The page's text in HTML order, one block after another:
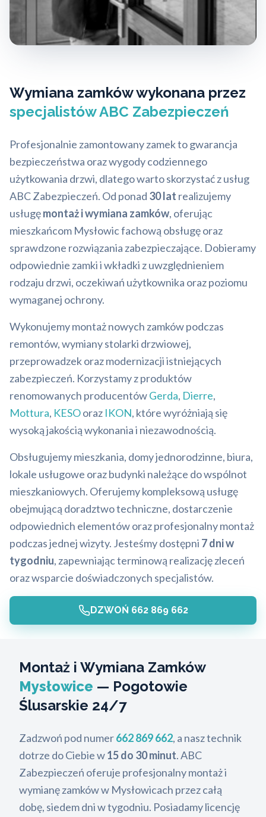
Wymiana zamków wykonana przez
specjalistów ABC Zabezpieczeń
Profesjonalnie zamontowany zamek to gwarancja
bezpieczeństwa oraz wygody codziennego
użytkowania drzwi, dlatego warto skorzystać z usług
ABC Zabezpieczeń. Od ponad 30 lat realizujemy
usługęmontaż i wymiana zamków, oferując
mieszkańcom Mysłowic fachową obsługę oraz
sprawdzone rozwiązania zabezpieczające. Dobieramy
odpowiednie zamki i wkładki z uwzględnieniem
rodzaju drzwi, oczekiwań użytkownika oraz poziomu
wymaganej ochrony.
Wykonujemy montaż nowych zamków podczas
remontów, wymiany stolarki drzwiowej,
przeprowadzek oraz modernizacji istniejących
zabezpieczeń. Korzystamy z produktów
renomowanych producentówGerda, Dierre,
Mottura, KESOoraz IKON, które wyróżniają się
wysoką jakością wykonania i niezawodnością.
Obsługujemy mieszkania, domy jednorodzinne, biura,
lokale usługowe oraz budynki należące do wspólnot
mieszkaniowych. Oferujemy kompleksową usługę
obejmującą doradztwo techniczne, dostarczenie
odpowiednich elementów oraz profesjonalny montaż
podczas jednej wizyty. Jesteśmy dostępni 7 dni w
tygodniu, zapewniając terminową realizację zleceń
oraz wsparcie doświadczonych specjalistów.
DZWOŃ 662 869 662
Montaż i Wymiana Zamków
Mysłowice — Pogotowie
Ślusarskie 24/7
Zadzwoń pod numer662 869 662, a nasz technik
dotrze do Ciebie w15 do 30 minut. ABC
Zabezpieczeń oferuje profesjonalny montaż i
wymianę zamków w Mysłowicach przez całą
dobę, siedem dni w tygodniu. Posiadamy licencję